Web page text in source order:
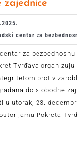
zajednice
centar za
za
Tvrđava organizuju
protiv
do slobodne
u utorak, 23.
Pokreta